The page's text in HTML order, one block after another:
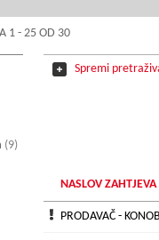
1 - 25 OD 30
(9)
Spremi
NASLOV ZAHTJEVA
PRODAVAČ -